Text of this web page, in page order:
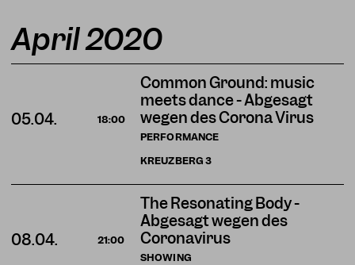
April 2020
Common Ground: music
meets dance - Abgesagt
wegen des Corona Virus
PERFORMANCE
05.04. 18:00
KREUZBERG3
The Resonating Body -
Abgesagt wegen des
Coronavirus
SHOWING
08.04. 21:00